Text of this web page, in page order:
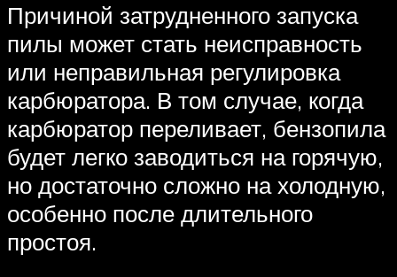
Причиной затрудненного запуска
пилы может стать неисправность
или неправильная регулировка
карбюратора. В том случае, когда
карбюратор переливает, бензопила
будет легко заводиться на горячую,
но достаточно сложно на холодную,
особенно после длительного
простоя.